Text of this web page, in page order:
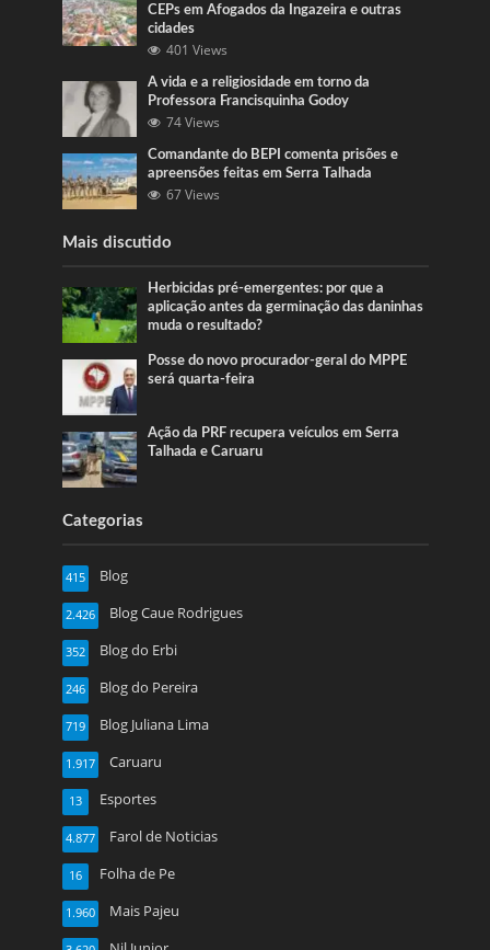
CEPs em Afogados da Ingazeira e outras
cidades
401 Views
A vida e a religiosidade em torno da
Professora Francisquinha Godoy
74 Views
Comandante do BEPI comenta prisões e
apreensões feitas em Serra Talhada
67 Views
Mais discutido
Herbicidas pré-emergentes: por que a
aplicação antes da germinação das daninhas
muda o resultado?
Posse do novo procurador-geral do MPPE
será quarta-feira
Ação da PRF recupera veículos em Serra
Talhada e Caruaru
Categorias
Blog
415
Blog Caue Rodrigues
2.426
Blog do Erbi
352
Blog do Pereira
246
Blog Juliana Lima
719
Caruaru
1.917
Esportes
13
Farol de Noticias
4.877
Folha de Pe
16
Mais Pajeu
1.960